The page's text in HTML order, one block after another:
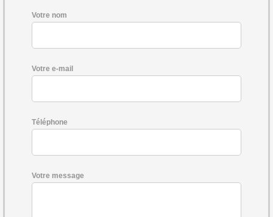
Votre nom
Votre e-mail
Téléphone
Votre message